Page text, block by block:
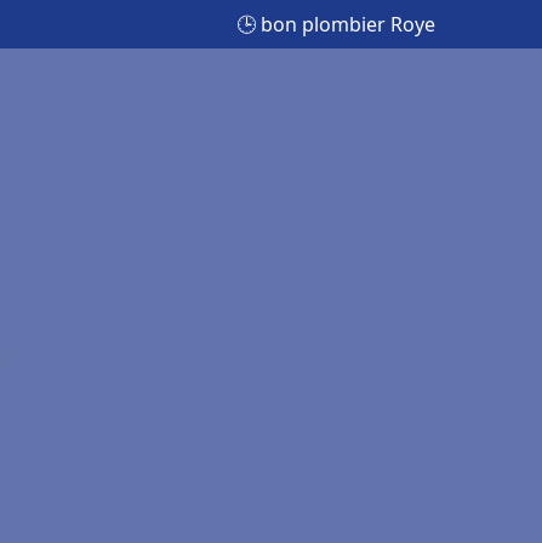
🕒 bon plombier Roye